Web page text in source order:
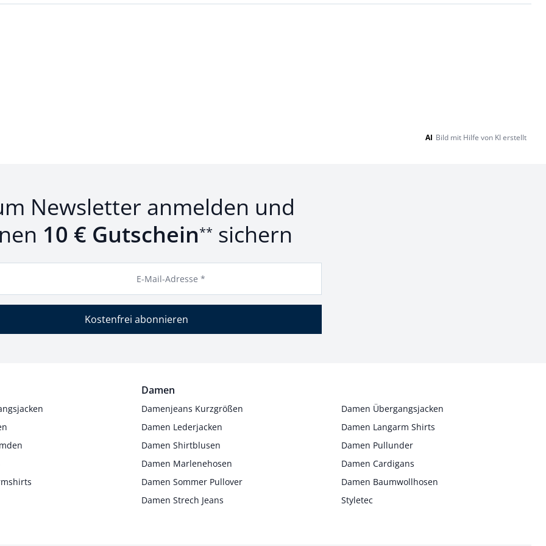
AI Bild mit Hilfe von KI erstellt
Newsletter anmelden und
10 € Gutschein** sichern
E-Mail-Adresse *
Kostenfrei abonnieren
Damen
Damenjeans Kurzgrößen
Damen Übergangsjacken
Damen Lederjacken
Damen Langarm Shirts
Damen Shirtblusen
Damen Pullunder
Damen Marlenehosen
Damen Cardigans
Damen Sommer Pullover
Damen Baumwollhosen
Damen Strech Jeans
Styletec